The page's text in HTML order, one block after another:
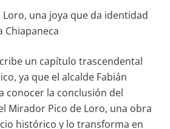
una joya que da identidad
Chiapaneca
un capítulo trascendental
ya que el alcalde Fabián
conocer la conclusión del
Mirador Pico de Loro, una obra
histórico y lo transforma en